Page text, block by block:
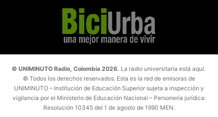
© UNIMINUTO Radio, Colombia 2026. La radio universitaria está aquí.
© Todos los derechos reservados. Esta es la red de emisoras de
UNIMINUTO – Institución de Educación Superior sujeta a inspección y
vigilancia por el Ministerio de Educación Nacional – Personería jurídica:
Resolución 10345 del 1 de agosto de 1990 MEN.